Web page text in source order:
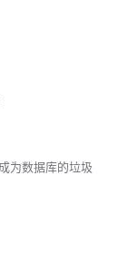
为数据库的垃圾